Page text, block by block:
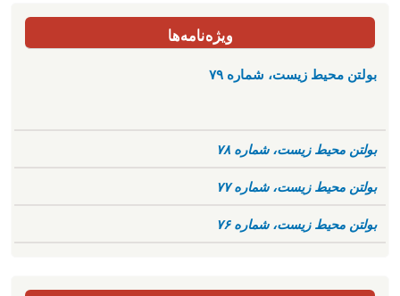
ویژه‌نامه‌ها
بولتن محیط زیست، شماره ۷۹
بولتن محیط زیست، شماره ۷۸
بولتن محیط زیست، شماره ۷۷
بولتن محیط زیست، شماره ۷۶